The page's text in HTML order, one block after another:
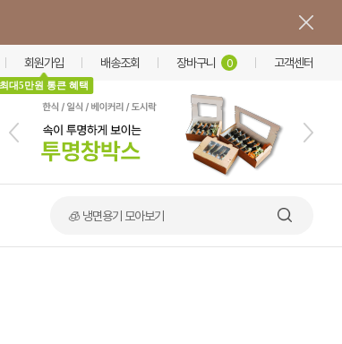
회원가입
최대5만원 통큰 혜택
배송조회 장바구니 0 고객센터
🧊 냉면용기 모아보기